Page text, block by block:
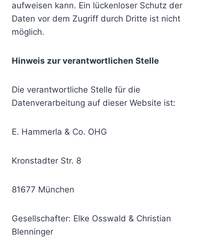
aufweisen kann. Ein lückenloser Schutz der
Daten vor dem Zugriff durch Dritte ist nicht
möglich.
Hinweis zur verantwortlichen Stelle
Die verantwortliche Stelle für die
Datenverarbeitung auf dieser Website ist:
E. Hammerla & Co. OHG
Kronstadter Str. 8
81677 München
Gesellschafter: Elke Osswald & Christian
Blenninger